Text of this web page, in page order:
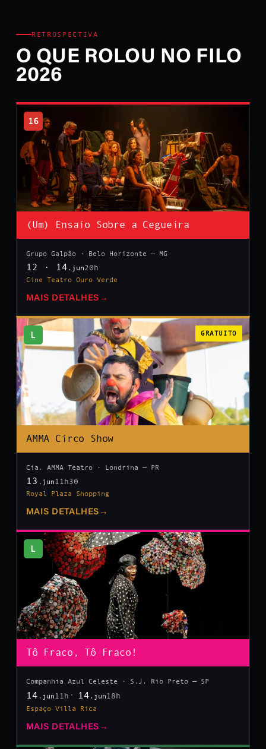
RETROSPECTIVA
O QUE ROLOU NO FILO
2026
16
(Um) Ensaio Sobre a Cegueira
Grupo Galpão · Belo Horizonte — MG
12 · 14 .jun20h
Cine Teatro Ouro Verde
MAIS DETALHES →
L GRATUITO
AMMA Circo Show
Cia. AMMA Teatro · Londrina — PR
13 .jun 11h30
Royal Plaza Shopping
MAIS DETALHES →
L
Tô Fraco, Tô Fraco!
Companhia Azul Celeste · S.J. Rio Preto — SP
14 .jun 11h 14 .jun 18h
Espaço Villa Rica
MAIS DETALHES →